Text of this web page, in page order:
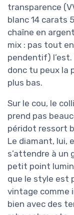
transparence
blanc 14 carats
chaîne en
mix : pas tout
pendentif)
donc tu peux la
plus bas.
Sur le cou, le
prend pas
péridot ressort
Le diamant, lui,
s’attendre à un
petit point
que le style est
vintage comme
bien avec des